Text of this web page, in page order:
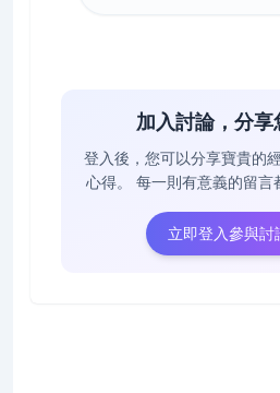
加入討論，分享
登入後，您可以分享寶貴的
心得。
每一則有意義的留言
立即登入參與討